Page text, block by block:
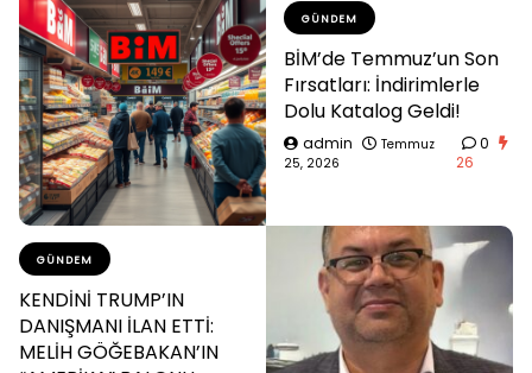
GÜNDEM
BİM’de Temmuz’un Son
Fırsatları: İndirimlerle
Dolu Katalog Geldi!
admin
Temmuz
25, 2026
0
26
GÜNDEM
KENDİNİ TRUMP’IN
DANIŞMANI İLAN ETTİ:
MELİH GÖĞEBAKAN’IN